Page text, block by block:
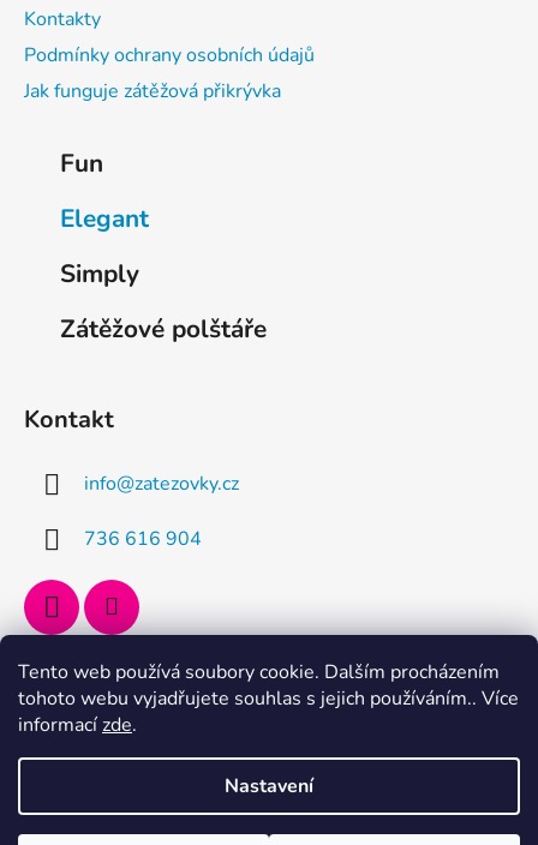
Tento web používá soubory cookie. Dalším procházením
tohoto webu vyjadřujete souhlas s jejich používáním.. Více
informacízde.
Nastavení
Kontakty
Podmínky ochrany osobních údajů
Jak funguje zátěžová přikrývka
Fun
Elegant
Simply
Zátěžové polštáře
Kontakt
info@zatezovky.cz
736 616 904
Přijímáme online platby